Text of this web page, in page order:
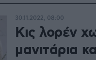
Κις λορέν
μανιτάρια
30.11.2022, 08:00